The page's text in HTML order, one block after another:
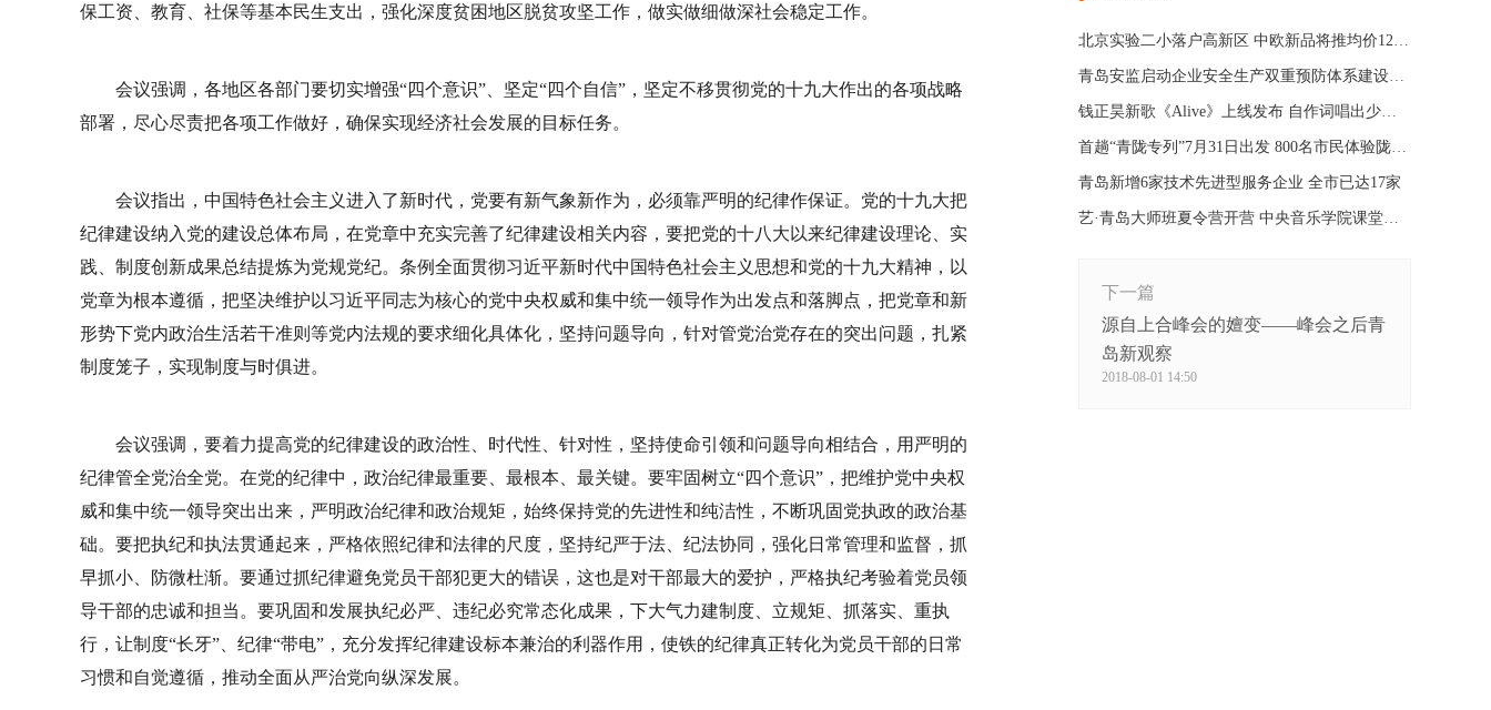
保工资、教育、社保等基本民生支出，强化深度贫困地区脱贫攻坚工作，做实做细做深社会稳定工作。
会议强调，各地区各部门要切实增强“四个意识”、坚定“四个自信”，坚定不移贯彻党的十九大作出的各项战略
部署，尽心尽责把各项工作做好，确保实现经济社会发展的目标任务。
会议指出，中国特色社会主义进入了新时代，党要有新气象新作为，必须靠严明的纪律作保证。党的十九大把
纪律建设纳入党的建设总体布局，在党章中充实完善了纪律建设相关内容，要把党的十八大以来纪律建设理论、实
践、制度创新成果总结提炼为党规党纪。条例全面贯彻习近平新时代中国特色社会主义思想和党的十九大精神，以
党章为根本遵循，把坚决维护以习近平同志为核心的党中央权威和集中统一领导作为出发点和落脚点，把党章和新
形势下党内政治生活若干准则等党内法规的要求细化具体化，坚持问题导向，针对管党治党存在的突出问题，扎紧
制度笼子，实现制度与时俱进。
会议强调，要着力提高党的纪律建设的政治性、时代性、针对性，坚持使命引领和问题导向相结合，用严明的
纪律管全党治全党。在党的纪律中，政治纪律最重要、最根本、最关键。要牢固树立“四个意识”，把维护党中央权
威和集中统一领导突出出来，严明政治纪律和政治规矩，始终保持党的先进性和纯洁性，不断巩固党执政的政治基
础。要把执纪和执法贯通起来，严格依照纪律和法律的尺度，坚持纪严于法、纪法协同，强化日常管理和监督，抓
早抓小、防微杜渐。要通过抓纪律避免党员干部犯更大的错误，这也是对干部最大的爱护，严格执纪考验着党员领
导干部的忠诚和担当。要巩固和发展执纪必严、违纪必究常态化成果，下大气力建制度、立规矩、抓落实、重执
行，让制度“长牙”、纪律“带电”，充分发挥纪律建设标本兼治的利器作用，使铁的纪律真正转化为党员干部的日常
习惯和自觉遵循，推动全面从严治党向纵深发展。
北京实验二小落户高新区 中欧新品将推均价12500
青岛安监启动企业安全生产双重预防体系建设点评工作
钱正昊新歌《Alive》上线发布 自作词唱出少年新态度
首趟“青陇专列”7月31日出发 800名市民体验陇上风光
青岛新增6家技术先进型服务企业 全市已达17家
艺·青岛大师班夏令营开营 中央音乐学院课堂搬到青岛
下一篇
源自上合峰会的嬗变——峰会之后青
岛新观察
2018-08-01 14:50